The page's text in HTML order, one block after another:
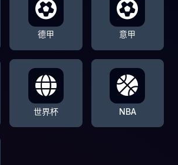
德甲 意甲
世界杯 NBA